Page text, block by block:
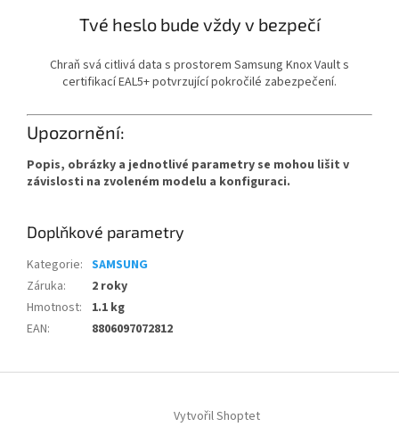
Tvé heslo bude vždy v bezpečí
Chraň svá citlivá data s prostorem Samsung Knox Vault s
certifikací EAL5+ potvrzující pokročilé zabezpečení.
Upozornění:
Popis, obrázky a jednotlivé parametry se mohou lišit v
závislosti na zvoleném modelu a konfiguraci.
Doplňkové parametry
Kategorie: SAMSUNG
Záruka:
2 roky
Hmotnost:
1.1 kg
EAN: 8806097072812
Vytvořil Shoptet